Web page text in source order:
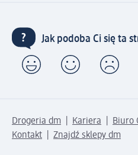
Jak podoba Ci się ta
Drogeria dm Kariera
Biuro
Kontakt
Znajdź sklepy dm